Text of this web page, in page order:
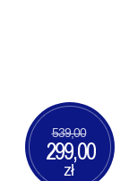
539,00
299,00
zł